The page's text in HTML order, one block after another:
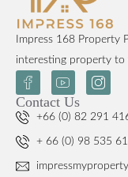
Impress 168 Property
interesting property to
Contact Us
+66 (0) 82 291
+ 66 (0) 98 535